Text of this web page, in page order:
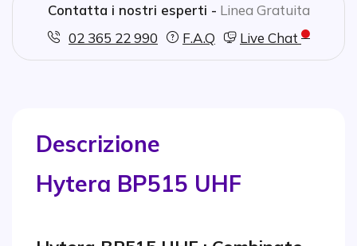
Contatta i nostri esperti - Linea Gratuita
02 365 22 990
F.A.Q Live Chat
Descrizione
Hytera BP515 UHF